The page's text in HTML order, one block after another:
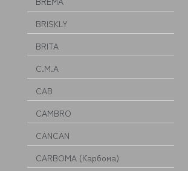
BRISKLY
BRITA
C.M.A
CAB
CAMBRO
CANCAN
CARBOMA (Карбома)